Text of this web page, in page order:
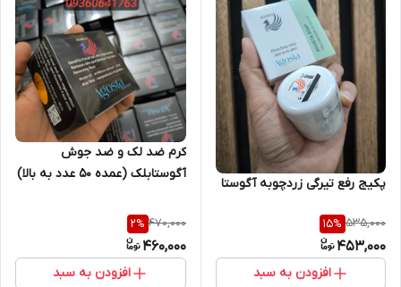
پکیج رفع تیرگی زردچوبه آگوستا
535,000
15%
453,000
افزودن به سبد
کرم ضد لک و ضد جوش
آگوستابلک (عمده ۵۰ عدد به بالا)
470,000
2%
460,000
افزودن به سبد